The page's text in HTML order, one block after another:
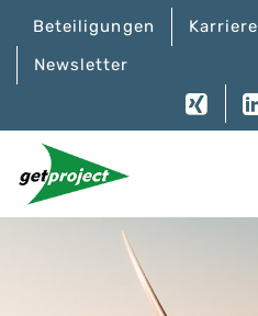
Beteiligungen Karriere
Newsletter